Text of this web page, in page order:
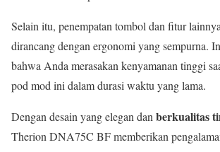
Selain itu, penempatan tombol dan fitur
dirancang dengan ergonomi yang sempurna.
bahwa Anda merasakan kenyamanan tinggi
pod mod ini dalam durasi waktu yang lama.
Dengan desain yang elegan dan berkualitas
Therion DNA75C BF memberikan